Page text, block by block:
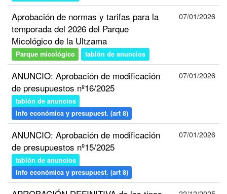
Aprobación de normas y tarifas para la
temporada del 2026 del Parque
Micológico de la Ultzama
Parque micológico tablón de anuncios
07/01/2026
ANUNCIO: Aprobación de modificación
de presupuestos nº16/2025
tablón de anuncios
Info económica y presupuest. (art 8)
07/01/2026
ANUNCIO: Aprobación de modificación
de presupuestos nº15/2025
tablón de anuncios
Info económica y presupuest. (art 8)
07/01/2026